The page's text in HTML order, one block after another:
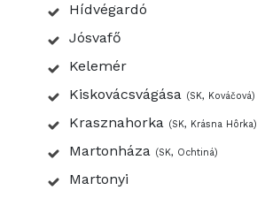
Hídvégardó
Jósvafő
Kelemér
Kiskovácsvágása (SK, Kováčová)
Krasznahorka (SK, Krásna Hôrka)
Martonháza (SK, Ochtiná)
Martonyi